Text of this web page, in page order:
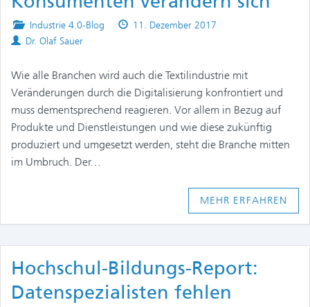
Posted
in
Industrie 4.0-Blog
Published
11. Dezember 2017
Authors
Dr. Olaf Sauer
Wie alle Branchen wird auch die Textilindustrie mit
Veränderungen durch die Digitalisierung konfrontiert und
muss dementsprechend reagieren. Vor allem in Bezug auf
Produkte und Dienstleistungen und wie diese zukünftig
produziert und umgesetzt werden, steht die Branche mitten
im Umbruch. Der…
MEHR ERFAHREN
Hochschul-Bildungs-Report:
Datenspezialisten fehlen